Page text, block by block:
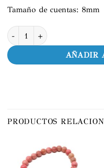
Tamaño de cuentas: 8mm
Pulsera de Shaligram con
AÑADIR
PRODUCTOS